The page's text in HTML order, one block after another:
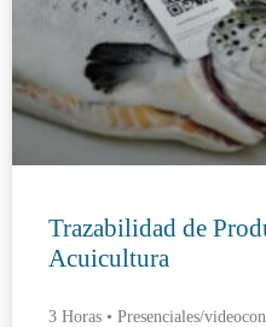
Trazabilidad de
Acuicultura
3 Horas • Presenciales/